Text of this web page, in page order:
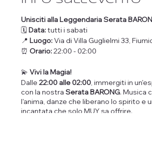
Unisciti alla Leggendaria Serata
🗓️ Data:tutti i sabati
📍 Luogo:Via di Villa Guglielmi 33,
⏰Orario:22:00 - 02:00
💫Vivi la Magia!
Dalle22:00 alle 02:00, immergiti in
con la nostraSerata BARONG. Musica
l'anima, danze che liberano lo spirito e
incantata che solo MUY sa offrire.